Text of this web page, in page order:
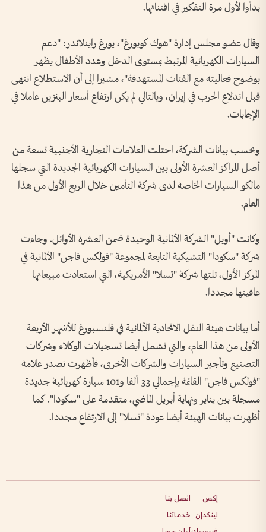
بدأوا لأول مرة التفكير في اقتنائها.
وقال عضو مجلس إدارة "هوك كوبورغ"، يورغ راينلاندر: "دعم
السيارات الكهربائية المرتبط بمستوى الدخل وعدد الأطفال يظهر
بوضوح فعاليته مع الفئات المستهدفة"، مشيرا إلى أن الاستطلاع انتهى
قبل اندلاع الحرب في إيران، وبالتالي لم يكن ارتفاع أسعار البنزين عاملا في
الإجابات.
وبحسب بيانات الشركة، احتلت العلامات التجارية الأجنبية تسعة من
أصل المراكز العشرة الأولى بين السيارات الكهربائية الجديدة التي سجلها
مالكو السيارات الخاصة لدى شركة التأمين خلال الربع الأول من هذا
العام.
وكانت "أوبل" الشركة الألمانية الوحيدة ضمن العشرة الأوائل. وجاءت
شركة "سكودا" التشيكية التابعة لمجموعة "فولكس فاجن" الألمانية في
المركز الأول، تلتها شركة "تسلا" الأمريكية، التي استعادت مبيعاتها
عافيتها مجددا.
أما بيانات هيئة النقل الاتحادية الألمانية في فلنسبورغ للأشهر الأربعة
الأولى من هذا العام، والتي تشمل أيضا تسجيلات الوكلاء وشركات
التصنيع وتأجير السيارات والشركات الأخرى، فأظهرت تصدر علامة
"فولكس فاجن" القائمة بإجمالي 33 ألفا و101 سيارة كهربائية جديدة
مسجلة بين يناير ونهاية أبريل الماضي، متقدمة على "سكودا". كما
أظهرت بيانات الهيئة أيضا عودة "تسلا" إلى الارتفاع مجددا.
إكس
لينكدإن
اتصل بنا
خدماتنا